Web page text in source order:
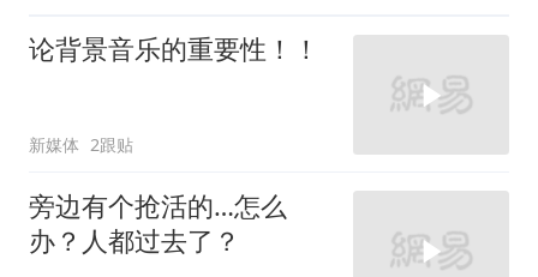
论背景音乐的重要性！！
新媒体 2跟贴
旁边有个抢活的…怎么
办？人都过去了？